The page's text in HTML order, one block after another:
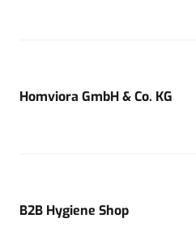
Homviora GmbH & Co. KG
B2B Hygiene Shop